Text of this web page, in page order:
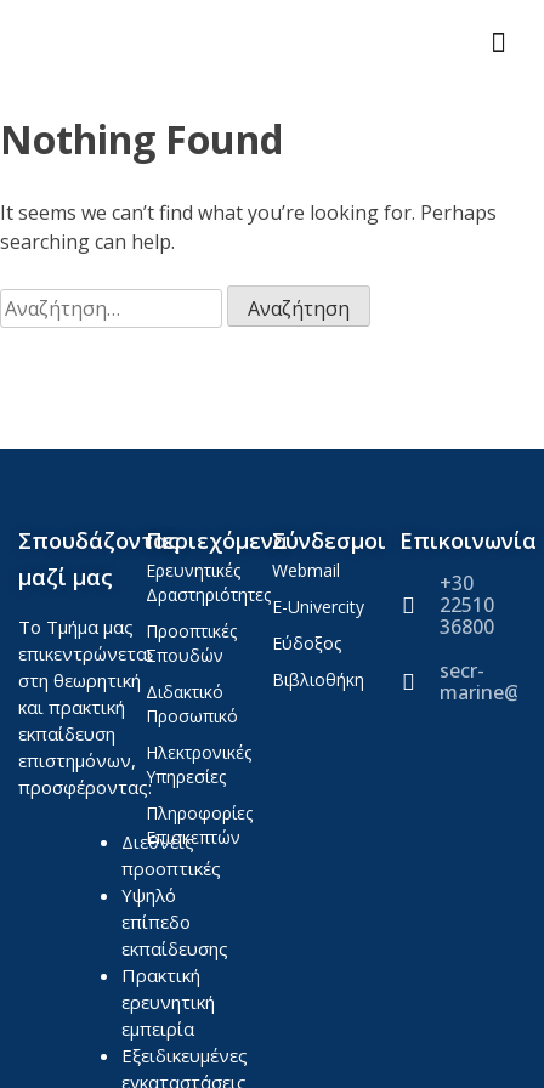
Nothing Found
It seems we can’t find what you’re looking for. Perhaps
searching can help.
Σπουδάζοντας
μαζί μας
Το Τμήμα μας
επικεντρώνεται
στη θεωρητική
και πρακτική
εκπαίδευση
επιστημόνων,
προσφέροντας:
Διεθνείς
προοπτικές
Υψηλό
επίπεδο
εκπαίδευσης
Πρακτική
ερευνητική
εμπειρία
Εξειδικευμένες
εγκαταστάσεις
Περιεχόμενα
Ερευνητικές
Δραστηριότητες
Προοπτικές
Σπουδών
Διδακτικό
Προσωπικό
Ηλεκτρονικές
Υπηρεσίες
Πληροφορίες
Επισκεπτών
Σύνδεσμοι
Webmail
E-Univercity
Εύδοξος
Βιβλιοθήκη
Επικοινωνία
+30
22510
36800
secr-